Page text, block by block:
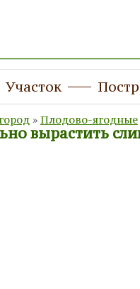
Участок
» Плодово-ягодные
вырастить